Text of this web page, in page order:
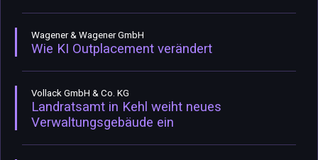
Wagener & Wagener GmbH
Wie KI Outplacement verändert
Vollack GmbH & Co. KG
Landratsamt in Kehl weiht neues
Verwaltungsgebäude ein